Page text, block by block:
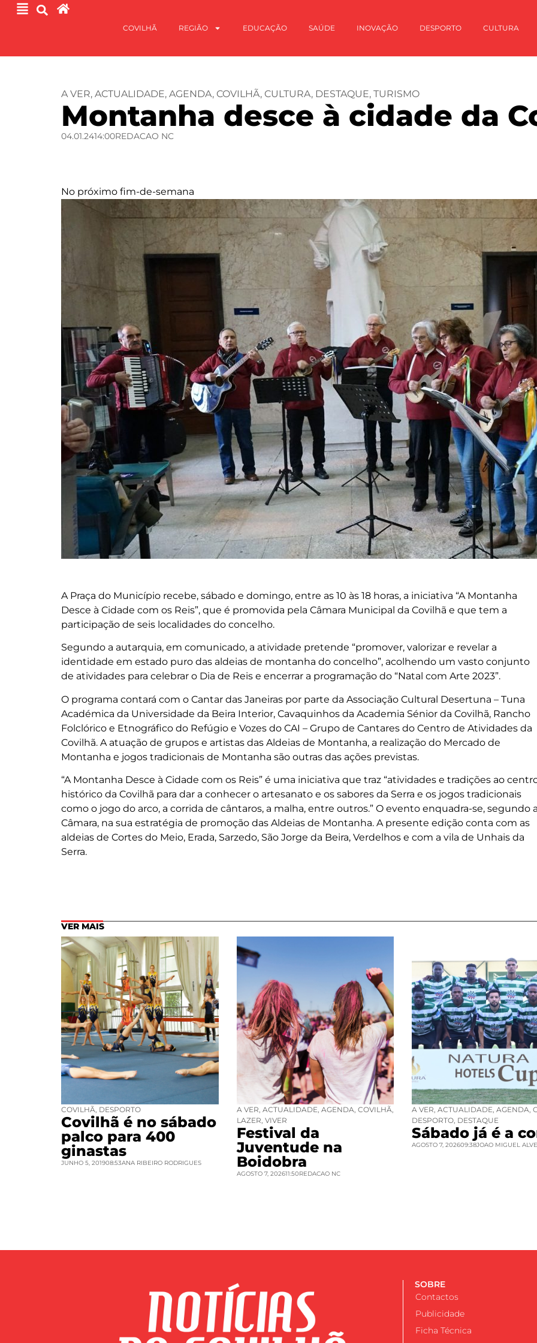
COVILHÃ REGIÃO EDUCAÇÃO SAÚDE INOVAÇÃO DESPORTO CULTURA
A VER, ACTUALIDADE, AGENDA, COVILHÃ, CULTURA, DESTAQUE, TURISMO
Montanha desce à cidade da
04.01.2414:00REDACAO NC
No próximo fim-de-semana
A Praça do Município recebe, sábado e domingo, entre as 10 às 18 horas, a iniciativa “A Montanha
Desce à Cidade com os Reis”, que é promovida pela Câmara Municipal da Covilhã e que tem a
participação de seis localidades do concelho.
Segundo a autarquia, em comunicado, a atividade pretende “promover, valorizar e revelar a
identidade em estado puro das aldeias de montanha do concelho”, acolhendo um vasto conjunto
de atividades para celebrar o Dia de Reis e encerrar a programação do “Natal com Arte 2023”.
O programa contará com o Cantar das Janeiras por parte da Associação Cultural Desertuna – Tuna
Académica da Universidade da Beira Interior, Cavaquinhos da Academia Sénior da Covilhã, Rancho
Folclórico e Etnográfico do Refúgio e Vozes do CAI – Grupo de Cantares do Centro de Atividades da
Covilhã. A atuação de grupos e artistas das Aldeias de Montanha, a realização do Mercado de
Montanha e jogos tradicionais de Montanha são outras das ações previstas.
“A Montanha Desce à Cidade com os Reis” é uma iniciativa que traz “atividades e tradições ao
histórico da Covilhã para dar a conhecer o artesanato e os sabores da Serra e os jogos tradicionais
como o jogo do arco, a corrida de cântaros, a malha, entre outros.” O evento enquadra-se, segundo
Câmara, na sua estratégia de promoção das Aldeias de Montanha. A presente edição conta com as
aldeias de Cortes do Meio, Erada, Sarzedo, São Jorge da Beira, Verdelhos e com a vila de Unhais da
Serra.
VER MAIS
COVILHÃ DESPORTO
Covilhã é no sábado
palco para 400
ginastas
JUNHO 5, 201908:53ANA RIBEIRO RODRIGUES
A VER ACTUALIDADE AGENDA COVILHÃ
LAZER VIVER
Festival da
Juventude na
Boidobra
AGOSTO 7, 202611:50REDACAO NC
A VER ACTUALIDADE AGENDA
DESPORTO DESTAQUE
Sábado já é a
AGOSTO 7, 202609:38JOAO MIGUEL
SOBRE
Contactos
Publicidade
Ficha Técnica